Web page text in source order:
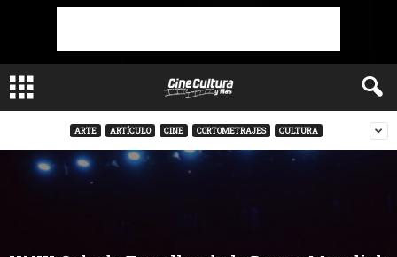
ARTE ARTÍCULO CINE CORTOMETRAJES CULTURA